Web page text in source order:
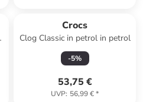
Crocs
Clog Classic in petrol in petrol
-5%
53,75 €
UVP: 56,99 €*